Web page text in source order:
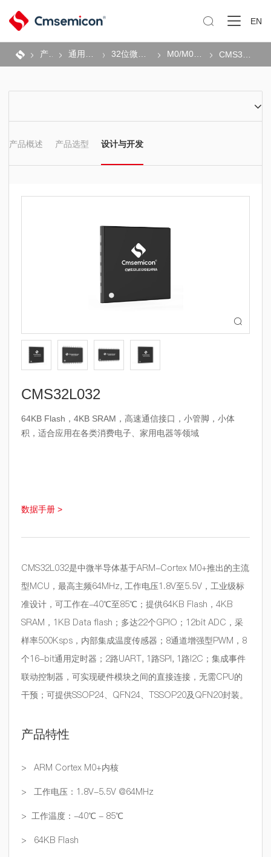
 EN
产品
产品概述 产品选型 设计与开发
CMS32L032
64KB Flash ， 4KB SRAM ，高速通信接口，小管脚，小体
积，适合应用在各类消费电子、家用电器等领域
数据手册 >

CMS32L032是中微半导体基于ARM-Cortex M0+推出的主流
型MCU，最高主频64MHz, 工作电压1.8V至5.5V，工业级标
准设计，可工作在-40℃至85℃；提供64KB Flash，4KB
SRAM，1KB Data flash；多达22个GPIO；12bit ADC，采
样率500Ksps，内部集成温度传感器；8通道增强型PWM，8
个16-bit通用定时器；2路UART, 1路SPI, 1路I2C；集成事件
联动控制器，可实现硬件模块之间的直接连接，无需CPU的
干预；可提供SSOP24、QFN24、TSSOP20及QFN20封装。
产品特性
> ARM Cortex M0+内核
> 工作电压：1.8V-5.5V @64MHz
> 工作温度：-40℃ - 85℃
> 64KB Flash